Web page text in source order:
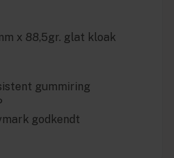
x 88,5gr. glat kloak
gummiring
godkendt